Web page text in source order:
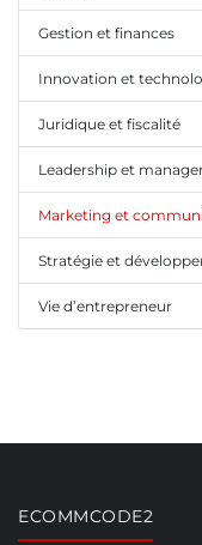
Gestion et finances
Innovation et
Juridique et fiscalité
Leadership et
Marketing et
Stratégie et
Vie d’entrepreneur
ECOMMCODE2